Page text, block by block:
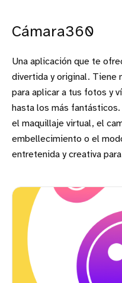
Cámara360
Una aplicación que te
divertida y original.
para aplicar a tus fotos y
hasta los más
el maquillaje virtual, el
embellecimiento o el
entretenida y creativa